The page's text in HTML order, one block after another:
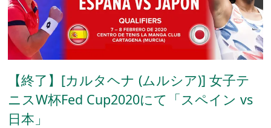
【終了】[カルタヘナ (ムルシア)] 女子テ
ニスW杯Fed Cup2020にて「スペイン vs
日本」